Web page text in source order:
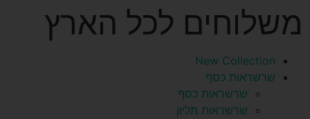
משלוחים לכל הארץ
New Collection
שרשראות כסף
שרשראות כסף
שרשראות תליון